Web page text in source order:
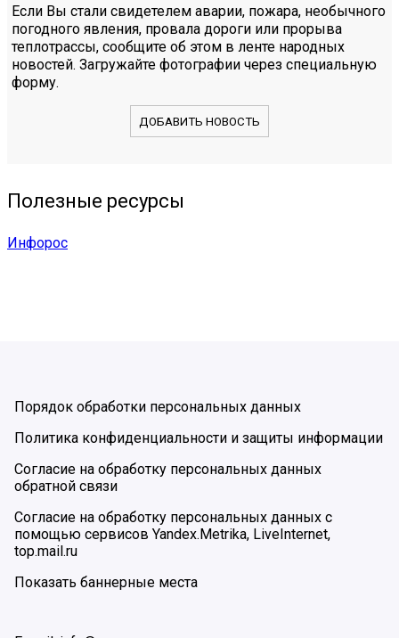
Если Вы стали свидетелем аварии, пожара, необычного
погодного явления, провала дороги или прорыва
теплотрассы, сообщите об этом в ленте народных
новостей. Загружайте фотографии через специальную
форму.
ДОБАВИТЬ НОВОСТЬ
Полезные ресурсы
Инфорос
Порядок обработки персональных данных
Политика конфиденциальности и защиты информации
Согласие на обработку персональных данных
обратной связи
Согласие на обработку персональных данных с
помощью сервисов Yandex.Metrika, LiveInternet,
top.mail.ru
Показать баннерные места